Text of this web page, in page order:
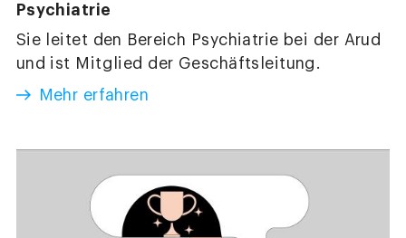
Psychiatrie
Sie leitet den Bereich Psychiatrie bei der Arud
und ist Mitglied der Geschäftsleitung.
Mehr erfahren